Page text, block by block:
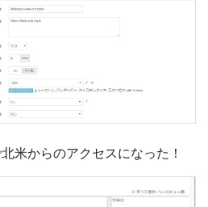
米からのアクセスになった！